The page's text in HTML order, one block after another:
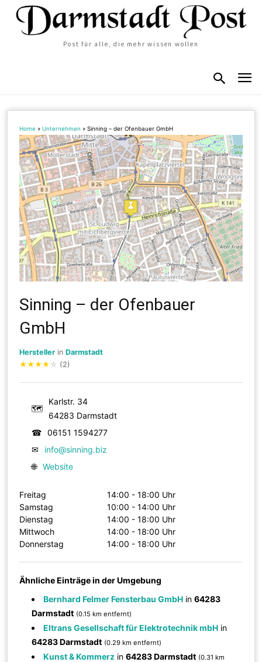
Post für alle, die mehr wissen wollen
Home »Unternehmen »Sinning – der Ofenbauer GmbH
Sinning – der Ofenbauer
GmbH
Hersteller inDarmstadt
★★★★ ☆ (2)
🗺
Karlstr. 34
64283 Darmstadt
☎
06151 1594277
✉
info@sinning.biz
🌐 Website
Freitag
14:00 - 18:00 Uhr
Samstag
10:00 - 14:00 Uhr
Dienstag
14:00 - 18:00 Uhr
Mittwoch
14:00 - 18:00 Uhr
Donnerstag
14:00 - 18:00 Uhr
Ähnliche Einträge in der Umgebung
Bernhard Felmer Fensterbau GmbH in64283
Darmstadt (0.15 km entfernt)
Eltrans Gesellschaft für Elektrotechnik mbH in
64283 Darmstadt (0.29 km entfernt)
Kunst & Kommerz in64283 Darmstadt (0.31 km